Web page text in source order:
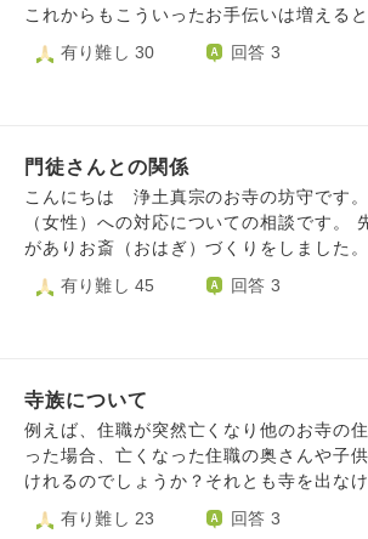
これからもこういったお手伝いは増える
土産は毎回持っていた方が良いでしょう
か？ 私は一般家庭で育ってきた人間なので他にも注意する
有り難し 30 回答 3
門徒さんとの関係
こんにちは 浄土真宗のお寺の坊守です
（女性）への対応についての相談です。
がありお斎（おはぎ）づくりをしました
最近1月ごろに妹さんを亡くされたばかり
来ていただけました。不幸があってから
の手伝いでてんやわんやしてしまいタイ
した。後でゆっくりお話ししようと思っ
その方から呼び止められ「私に何か言う
っ（怒）ひどいじゃないですか！そのつ
備をされている婦人会の方もいらっしゃ
有り難し 45 回答 3
寺族について
例えば、住職が突然亡くなり他のお寺の
った場合、亡くなった住職の奥さんや子
けれるのでしょうか？それとも寺を出な
しょうか？
有り難し 23 回答 3